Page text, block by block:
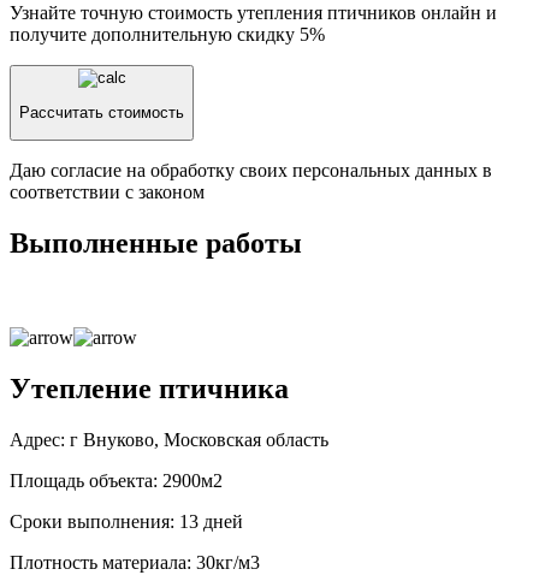
Узнайте точную стоимость утепления птичников онлайн и
получите дополнительную скидку 5%
Рассчитать стоимость
Даю согласие на обработку своих персональных данных в
соответствии с законом
Выполненные работы
Утепление птичника
Адрес: г Внуково, Московская область
Площадь объекта: 2900м2
Сроки выполнения: 13 дней
Плотность материала: 30кг/м3